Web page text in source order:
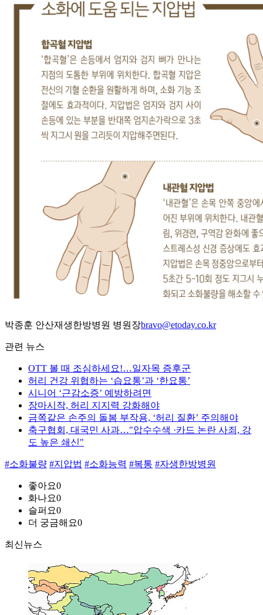
박종훈 안산재생한방병원 병원장bravo@etoday.co.kr
관련 뉴스
OTT 볼 때 조심하세요!…일자목 증후군
허리 건강 위협하는 ‘습요통’과 ‘한요통’
시니어 ‘근감소증’ 예방하려면
장마시작, 허리 지지력 강화해야
금쪽같은 손주의 돌봄 부작용, ‘허리 질환’ 주의해야
축구협회, 대국민 사과…"압수수색 ·카드 논란 사죄, 강
도 높은 쇄신"
#소화불량 #지압법 #소화능력 #복통 #자생한방병원
좋아요0
화나요0
슬퍼요0
더 궁금해요0
최신뉴스